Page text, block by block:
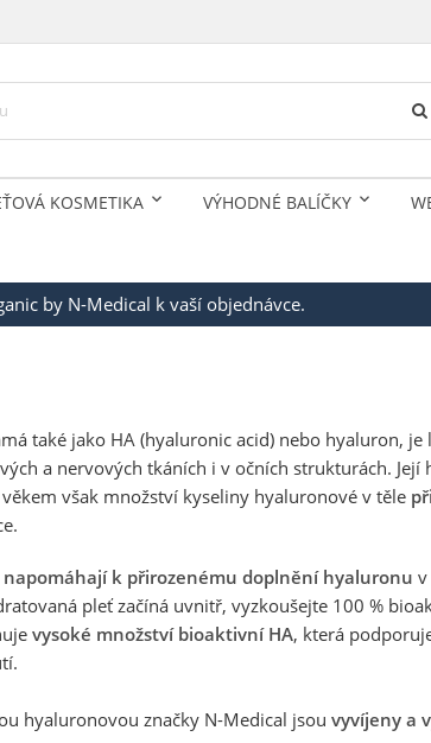
KOSMETIKA VÝHODNÉ BALÍČKY
by N-Medical k vaší objednávce.
také jako HA (hyaluronic acid) nebo hyaluron, je
a nervových tkáních i v očních strukturách.
věkem však množství kyseliny hyaluronové v těle
napomáhají k přirozenému doplnění hyaluronu
pleť začíná uvnitř, vyzkoušejte 100 %
vysoké množství bioaktivní HA, která
hyaluronovou značky N-Medical jsou vyvíjeny a